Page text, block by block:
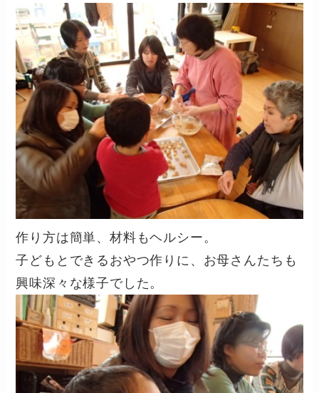
作り方は簡単、材料もヘルシー。
子どもとできるおやつ作りに、お母さんたちも
興味深々な様子でした。